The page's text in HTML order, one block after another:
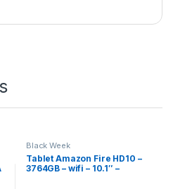
Black Week
Tablet Amazon Fire HD10 –
3764GB – wifi – 10.1″ –